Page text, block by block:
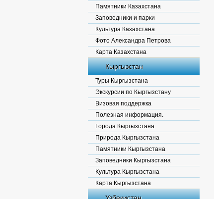
Памятники Казахстана
Заповедники и парки
Культура Казахстана
Фото Александра Петрова
Карта Казахстана
Кыргызстан
Туры Кыргызстана
Экскурсии по Кыргызстану
Визовая поддержка
Полезная информация.
Города Кыргызстана
Природа Кыргызстана
Памятники Кыргызстана
Заповедники Кыргызстана
Культура Кыргызстана
Карта Кыргызстана